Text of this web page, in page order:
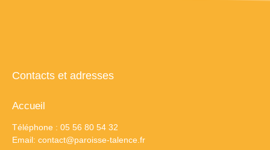
Contacts et adresses
Accueil
Téléphone : 05 56 80 54 32
Email: contact@paroisse-talence.fr